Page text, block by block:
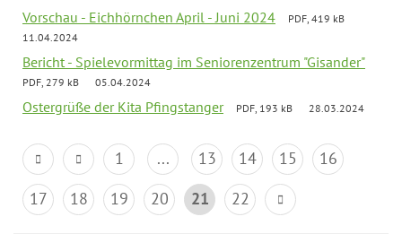
Vorschau - Eichhörnchen April - Juni 2024
PDF, 419 kB
11.04.2024
Bericht - Spielevormittag im Seniorenzentrum "Gisander"
PDF, 279 kB 05.04.2024
Ostergrüße der Kita Pfingstanger PDF, 193 kB 28.03.2024
1 ... 13 14 15
16
17
18 19 20 21 22